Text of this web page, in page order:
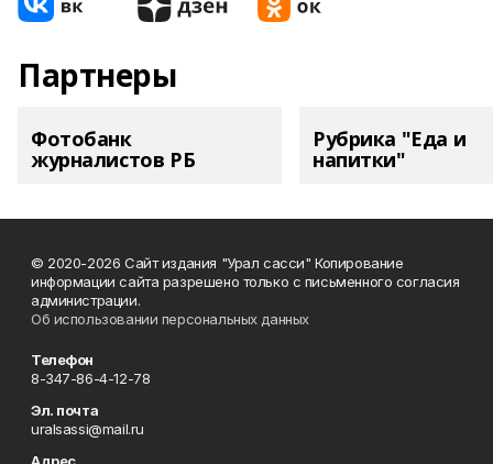
Партнеры
Фотобанк
журналистов РБ
Рубрика "Еда и
напитки"
© 2020-2026 Сайт издания "Урал сасси" Копирование
информации сайта разрешено только с письменного согласия
администрации.
Об использовании персональных данных
Телефон
8-347-86-4-12-78
Эл. почта
uralsassi@mail.ru